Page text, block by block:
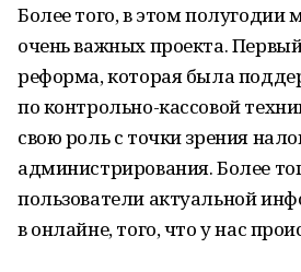
Более того, в этом полугодии
очень важных проекта.
реформа, которая была
по контрольно-кассовой
свою роль с точки зрения
администрирования. Более
пользователи актуальной
в онлайне, того, что у нас